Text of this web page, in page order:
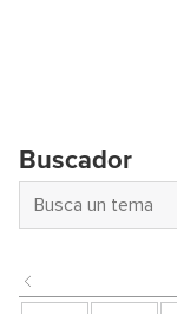
Buscador